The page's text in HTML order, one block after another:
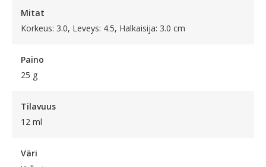
Mitat
Korkeus: 3.0, Leveys: 4.5, Halkaisija: 3.0 cm
Paino
25 g
Tilavuus
12 ml
Väri